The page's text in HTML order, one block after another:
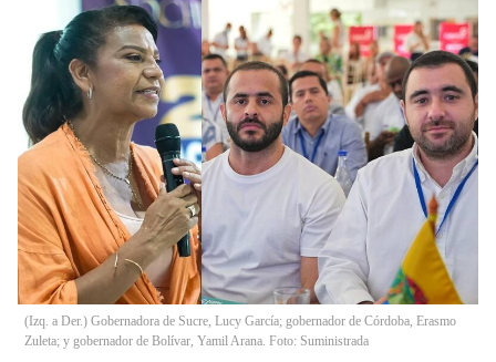
(Izq. a Der.) Gobernadora de Sucre, Lucy García; gobernador de Córdoba, Erasmo
Zuleta; y gobernador de Bolívar, Yamil Arana. Foto: Suministrada